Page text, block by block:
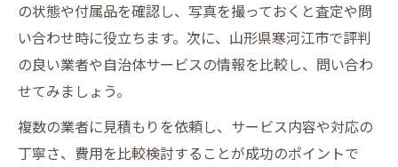
の状態や付属品を確認し、写真を撮っておくと査定や問
い合わせ時に役立ちます。次に、山形県寒河江市で評判
の良い業者や自治体サービスの情報を比較し、問い合わ
せてみましょう。
複数の業者に見積もりを依頼し、サービス内容や対応の
丁寧さ、費用を比較検討することが成功のポイントで